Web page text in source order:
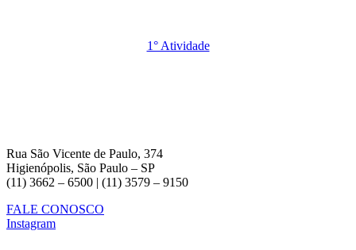
1° Atividade
Rua São Vicente de Paulo, 374
Higienópolis, São Paulo – SP
(11) 3662 – 6500 | (11) 3579 – 9150
FALE CONOSCO
Instagram